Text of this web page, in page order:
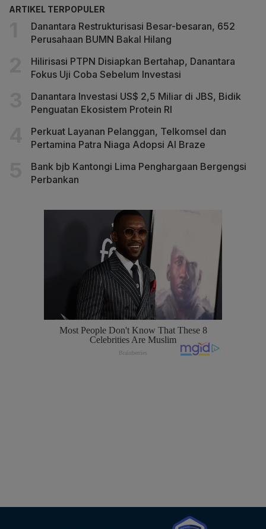
ARTIKEL TERPOPULER
Danantara Restrukturisasi Besar-besaran, 652
Perusahaan BUMN Bakal Hilang
Hilirisasi PTPN Disiapkan Bertahap, Danantara
Fokus Uji Coba Sebelum Investasi
Danantara Investasi US$ 2,5 Miliar di JBS, Bidik
Penguatan Ekosistem Protein RI
Perkuat Layanan Pelanggan, Telkomsel dan
Pertamina Patra Niaga Adopsi AI Braze
Bank bjb Kantongi Lima Penghargaan Bergengsi
Perbankan